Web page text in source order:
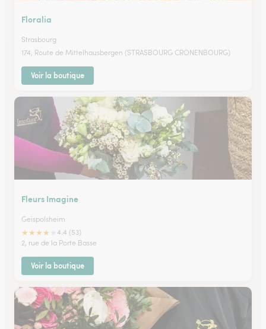
Floralia
Strasbourg
174, Route de Mittelhausbergen (STRASBOURG CRONENBOURG)
Voir la boutique
Fleurs Imagine
Geispolsheim
★★★★
4.4 (53)
2, rue de la Porte Basse
Voir la boutique